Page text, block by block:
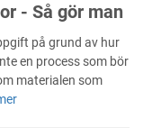
- Så gör man
på grund av hur
en process som bör
materialen som